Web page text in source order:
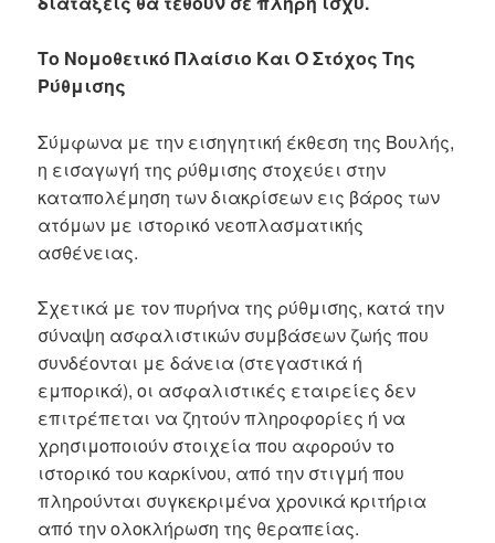
Το Νομοθετικό Πλαίσιο Και Ο Στόχος Της
Ρύθμισης
Σύμφωνα με την εισηγητική έκθεση της Βουλής,
η εισαγωγή της ρύθμισης στοχεύει στην
καταπολέμηση των διακρίσεων εις βάρος των
ατόμων με ιστορικό νεοπλασματικής
ασθένειας.
Σχετικά με τον πυρήνα της ρύθμισης, κατά την
σύναψη ασφαλιστικών συμβάσεων ζωής που
συνδέονται με δάνεια (στεγαστικά ή
εμπορικά), οι ασφαλιστικές εταιρείες δεν
επιτρέπεται να ζητούν πληροφορίες ή να
χρησιμοποιούν στοιχεία που αφορούν το
ιστορικό του καρκίνου, από την στιγμή που
πληρούνται συγκεκριμένα χρονικά κριτήρια
από την ολοκλήρωση της θεραπείας.